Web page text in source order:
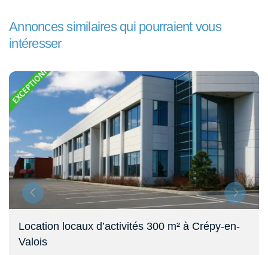
Annonces similaires qui pourraient vous
intéresser
Location locaux d’activités 300 m² à Crépy-en-
Valois